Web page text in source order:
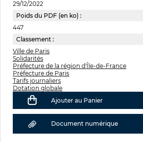
29/12/2022
Poids du PDF (en ko) :
447
Classement :
Ville de Paris
Solidarités
Préfecture de la région d'Île-de-France
Préfecture de Paris
Tarifs journaliers
Dotation globale
Ajouter au Panier
Document numérique